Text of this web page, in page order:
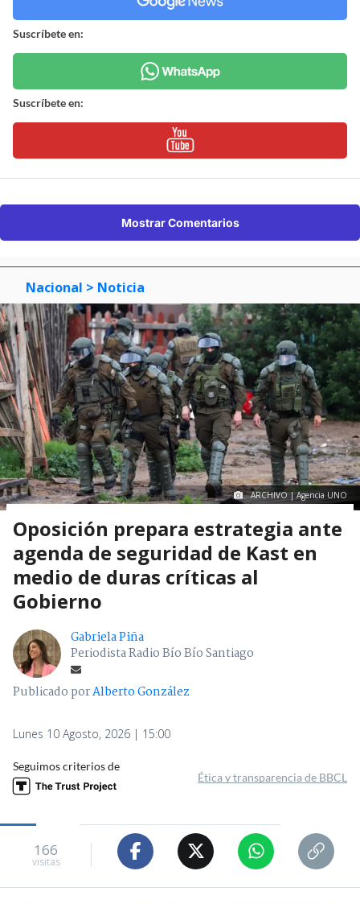
Suscríbete en:
Suscríbete en:
Mostrar Comentarios
Nacional > Noticia
ARCHIVO | Agencia UNO
Oposición prepara estrategia ante
agenda de seguridad de Kast en
medio de duras críticas al
Gobierno
Gabriela Piña
Periodista Radio Bío Bío Santiago
Publicado porAlberto González
Lunes 10 Agosto, 2026 | 15:00
Seguimos criterios de
Ética y transparencia de BBCL
166
visitas